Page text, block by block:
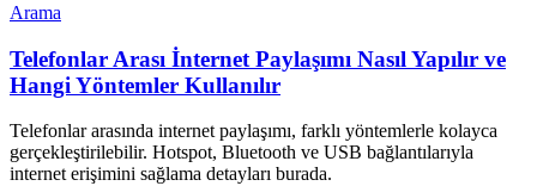
Arama
Telefonlar Arası İnternet Paylaşımı Nasıl Yapılır ve
Hangi Yöntemler Kullanılır
Telefonlar arasında internet paylaşımı, farklı yöntemlerle kolayca
gerçekleştirilebilir. Hotspot, Bluetooth ve USB bağlantılarıyla
internet erişimini sağlama detayları burada.